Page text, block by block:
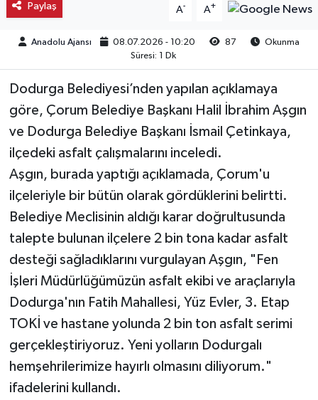
Paylaş A- A+
Anadolu Ajansı 08.07.2026 - 10:20 87
Okunma
Süresi: 1 Dk
Dodurga Belediyesi’nden yapılan açıklamaya
göre, Çorum Belediye Başkanı Halil İbrahim Aşgın
ve Dodurga Belediye Başkanı İsmail Çetinkaya,
ilçedeki asfalt çalışmalarını inceledi.
Aşgın, burada yaptığı açıklamada, Çorum'u
ilçeleriyle bir bütün olarak gördüklerini belirtti.
Belediye Meclisinin aldığı karar doğrultusunda
talepte bulunan ilçelere 2 bin tona kadar asfalt
desteği sağladıklarını vurgulayan Aşgın, "Fen
İşleri Müdürlüğümüzün asfalt ekibi ve araçlarıyla
Dodurga'nın Fatih Mahallesi, Yüz Evler, 3. Etap
TOKİ ve hastane yolunda 2 bin ton asfalt serimi
gerçekleştiriyoruz. Yeni yolların Dodurgalı
hemşehrilerimize hayırlı olmasını diliyorum."
ifadelerini kullandı.
Osmancık
Sungurlu
Uğurludağ
Sağlık